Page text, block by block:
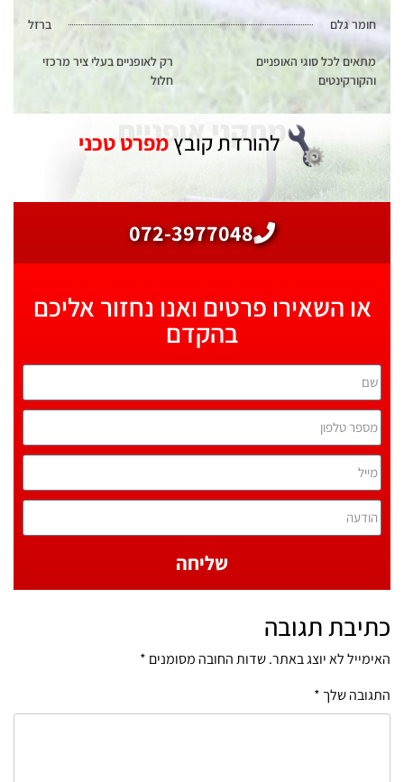
חומר גלם ברזל
מתאים לכל סוגי האופניים
והקורקינטים
רק לאופניים בעלי ציר מרכזי
חלול
להורדת קובץמפרט טכני
072-3977048
או השאירו פרטים ואנו נחזור אליכם
בהקדם
שליחה
כתיבת תגובה
האימייל לא יוצג באתר.שדות החובה מסומנים *
התגובה שלך*